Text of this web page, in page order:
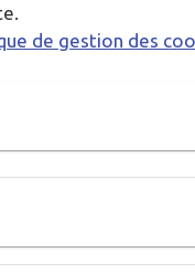
de gestion des